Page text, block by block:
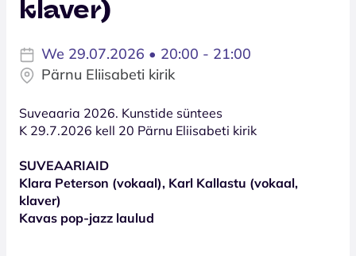
klaver)
We 29.07.2026 • 20:00 - 21:00
Pärnu Eliisabeti kirik
Suveaaria 2026. Kunstide süntees
K 29.7.2026 kell 20 Pärnu Eliisabeti kirik
SUVEAARIAID
Klara Peterson (vokaal), Karl Kallastu (vokaal,
klaver)
Kavas pop-jazz laulud